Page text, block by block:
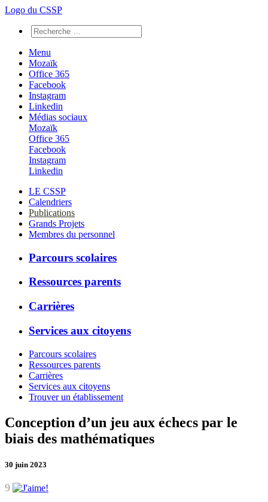
Logo du CSSP
Menu
Mozaïk
Office 365
Facebook
Instagram
Linkedin
Médias sociaux
Mozaïk
Office 365
Facebook
Instagram
Linkedin
LE CSSP
Calendriers
Publications
Grands Projets
Membres du personnel
Parcours scolaires
Ressources parents
Carrières
Services aux citoyens
Parcours scolaires
Ressources parents
Carrières
Services aux citoyens
Trouver un établissement
Conception d’un jeu aux échecs par le
biais des mathématiques
30 juin 2023
9